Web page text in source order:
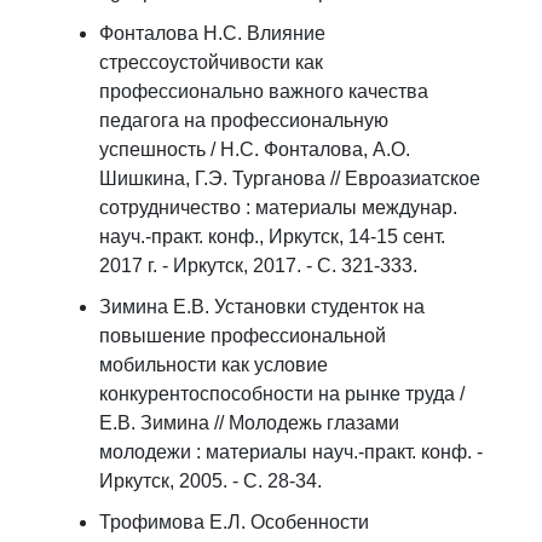
Фонталова Н.С. Влияние
стрессоустойчивости как
профессионально важного качества
педагога на профессиональную
успешность / Н.С. Фонталова, А.О.
Шишкина, Г.Э. Турганова // Евроазиатское
сотрудничество : материалы междунар.
науч.-практ. конф., Иркутск, 14-15 сент.
2017 г. - Иркутск, 2017. - С. 321-333.
Зимина Е.В. Установки студенток на
повышение профессиональной
мобильности как условие
конкурентоспособности на рынке труда /
Е.В. Зимина // Молодежь глазами
молодежи : материалы науч.-практ. конф. -
Иркутск, 2005. - С. 28-34.
Трофимова Е.Л. Особенности